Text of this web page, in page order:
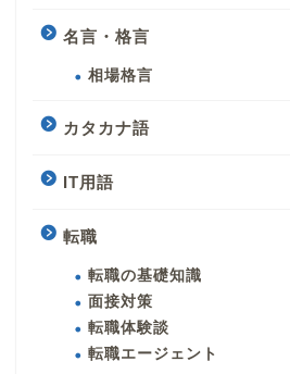
名言・格言
相場格言
カタカナ語
IT用語
転職
転職の基礎知識
面接対策
転職体験談
転職エージェント